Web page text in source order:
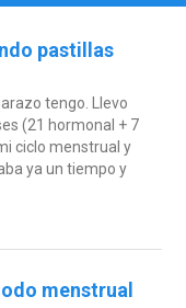
pastillas
tengo. Llevo
(21 hormonal + 7
ciclo menstrual y
ya un tiempo y
menstrual